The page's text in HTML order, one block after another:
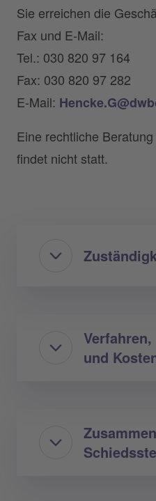
Sie erreichen die
Fax und E-Mail:
Tel.: 030 820 97 164
Fax: 030 820 97 282
E-Mail:
Eine rechtliche
findet nicht statt.
und